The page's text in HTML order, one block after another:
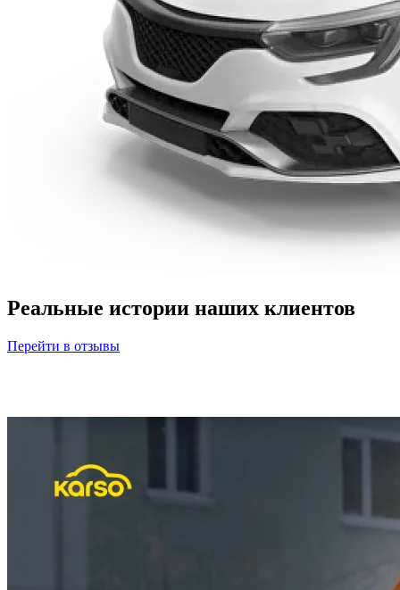
Реальные истории наших клиентов
Перейти в отзывы